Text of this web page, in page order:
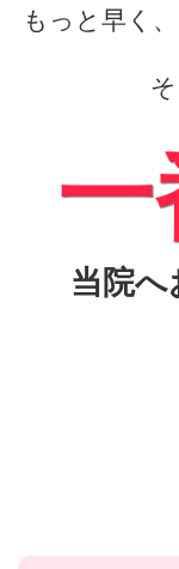
もっと早く
当院へ